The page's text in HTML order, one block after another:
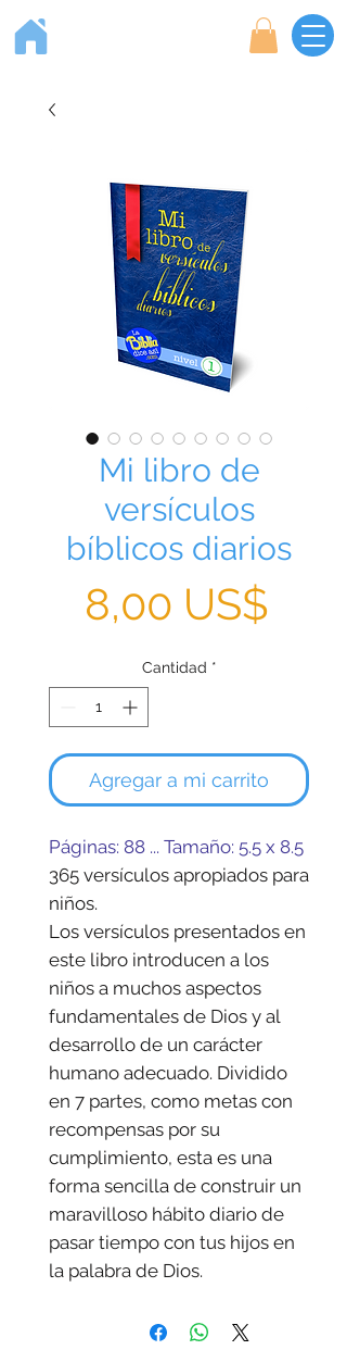
Mi libro de
versículos
bíblicos diarios
8,00 US$
Cantidad *
Agregar a mi carrito
Páginas: 88 ... Tamaño: 5.5 x 8.5
365 versículos apropiados para
niños.
Los versículos presentados en
este libro introducen a los
niños a muchos aspectos
fundamentales de Dios y al
desarrollo de un carácter
humano adecuado. Dividido
en 7 partes, como metas con
recompensas por su
cumplimiento, esta es una
forma sencilla de construir un
maravilloso hábito diario de
pasar tiempo con tus hijos en
la palabra de Dios.